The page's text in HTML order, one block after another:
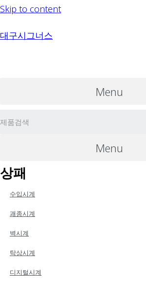
Skip to content
대구시그너스
Menu
Menu
상패
수입시계
괘종시계
벽시계
탁상시계
디지털시계